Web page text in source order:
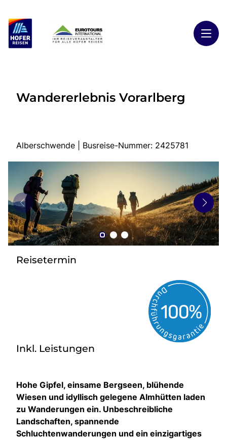
Highlights
Start
Busreisen
Kontakt
zurück zu HOFER REISEN
Wandererlebnis Vorarlberg
Alberschwende | Busreise-Nummer: 2425781
Reisetermin
Inkl. Leistungen
Hohe Gipfel, einsame Bergseen, blühende
Wiesen und idyllisch gelegene Almhütten laden
zu Wanderungen ein. Unbeschreibliche
Landschaften, spannende
Schluchtenwanderungen und ein einzigartiges